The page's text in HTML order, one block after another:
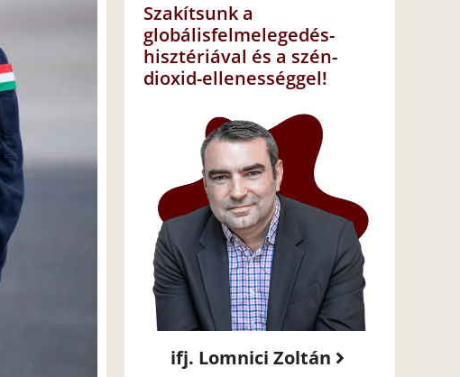
Szakítsunk a
globálisfelmelegedés-
hisztériával és a szén-
dioxid-ellenességgel!
ifj. Lomnici Zoltán